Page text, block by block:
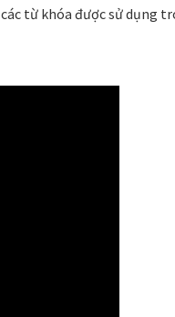
từ khóa được sử dụng